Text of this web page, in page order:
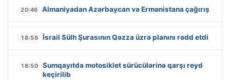
20:46 Almaniyadan Azərbaycan və Ermənistana çağırış
18:58 İsrail Sülh Şurasının Qəzza üzrə planını rədd etdi
18:50
Sumqayıtda motosiklet sürücülərinə qarşı reyd
keçirilib